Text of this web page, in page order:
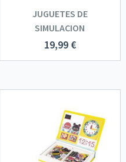
JUGUETES DE
SIMULACION
19,99 €